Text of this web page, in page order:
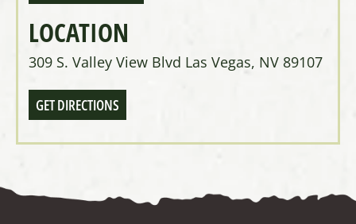
LOCATION
309 S. Valley View Blvd Las Vegas, NV 89107
GET DIRECTIONS